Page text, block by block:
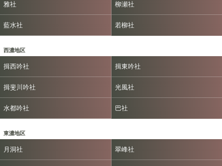
雅社 柳瀬社
藍水社 若柳社
西濃地区
揖西吟社 揖東吟社
揖斐川吟社 光風社
水都吟社 巴社
東濃地区
月洞社 翠峰社